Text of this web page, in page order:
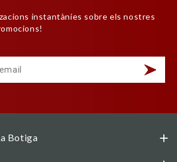
instantànies sobre els nostres
Botiga 